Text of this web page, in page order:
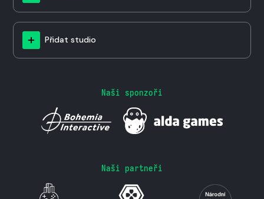
Přidat studio
Naši sponzoři
Naši partneři